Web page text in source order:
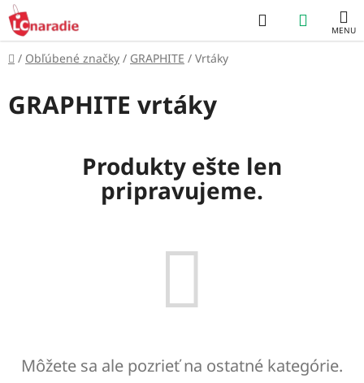
Prejsť
na
obsah
Hľadať
KOŠÍK
Domov
/ Obľúbené značky / GRAPHITE / Vrtáky
GRAPHITE vrtáky
Produkty ešte len
pripravujeme.
Môžete sa ale pozrieť na ostatné kategórie.